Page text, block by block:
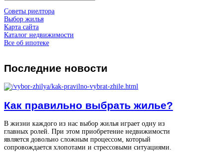
Советы риелтора
Выбор жилья
Карта сайта
Каталог недвижимости
Все об ипотеке
Последние новости
Как правильно выбрать жилье?
В жизни каждого из нас выбор жилья играет одну из
главных ролей. При этом приобретение недвижимости
является довольно сложным процессом, который
сопровождается хлопотами и стрессовыми ситуациями.